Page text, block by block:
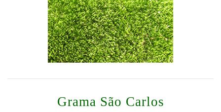
Grama São Carlos